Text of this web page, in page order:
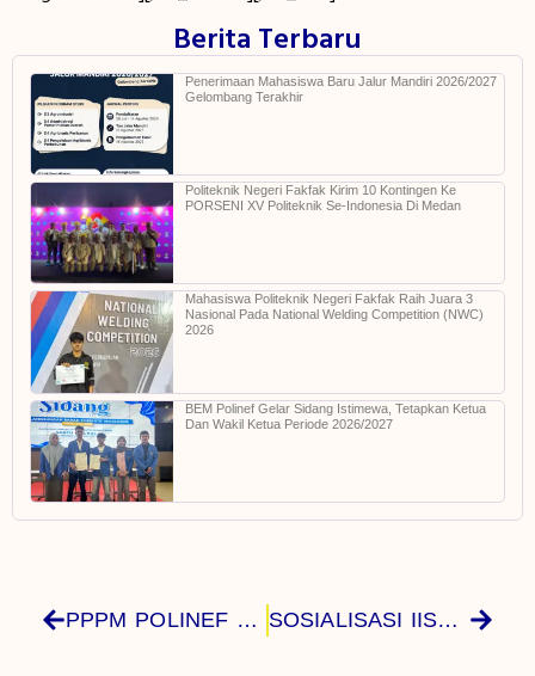
Berita Terbaru
Penerimaan Mahasiswa Baru Jalur Mandiri 2026/2027
Gelombang Terakhir
Politeknik Negeri Fakfak Kirim 10 Kontingen Ke
PORSENI XV Politeknik Se-Indonesia Di Medan
Mahasiswa Politeknik Negeri Fakfak Raih Juara 3
Nasional Pada National Welding Competition (NWC)
2026
BEM Polinef Gelar Sidang Istimewa, Tetapkan Ketua
Dan Wakil Ketua Periode 2026/2027
PPPM POLINEF LAKUKAN EVALUASI HASIL AKHIR PKM DOSEN TAHUN ANGGARAN 2022 SOSIALISASI IISMA 2023 Untuk Vokasi Series 3